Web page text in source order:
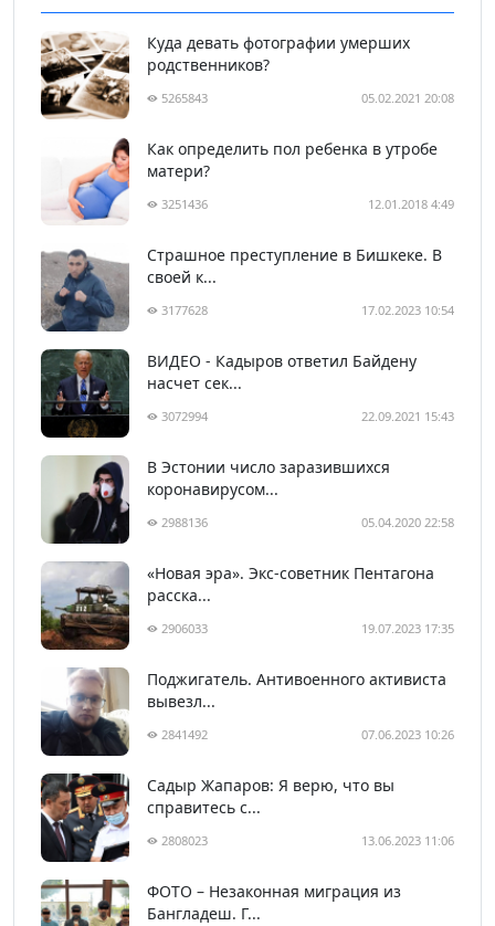
Куда девать фотографии умерших
родственников?
5265843 05.02.2021 20:08
Как определить пол ребенка в утробе
матери?
3251436 12.01.2018 4:49
Страшное преступление в Бишкеке. В
своей к...
3177628 17.02.2023 10:54
ВИДЕО - Кадыров ответил Байдену
насчет сек...
3072994 22.09.2021 15:43
В Эстонии число заразившихся
коронавирусом...
2988136 05.04.2020 22:58
«Новая эра». Экс-советник Пентагона
расска...
2906033 19.07.2023 17:35
Поджигатель. Антивоенного активиста
вывезл...
2841492 07.06.2023 10:26
Садыр Жапаров: Я верю, что вы
справитесь с...
2808023 13.06.2023 11:06
ФОТО – Незаконная миграция из
Бангладеш. Г...